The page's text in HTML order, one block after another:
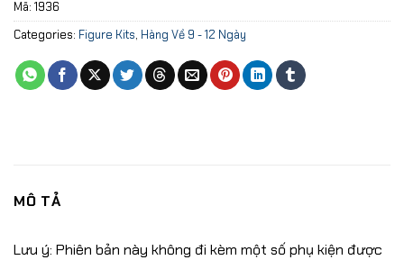
Mã: 1936
Categories: Figure Kits, Hàng Về 9 - 12 Ngày
MÔ TẢ
Lưu ý: Phiên bản này không đi kèm một số phụ kiện được